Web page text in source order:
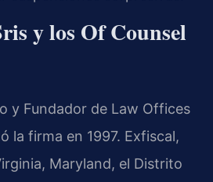
y los Of Counsel
y Fundador de Law Offices
la firma en 1997. Exfiscal,
Maryland, el Distrito